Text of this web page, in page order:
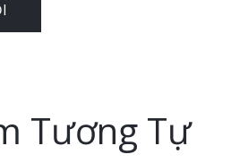
Tương Tự